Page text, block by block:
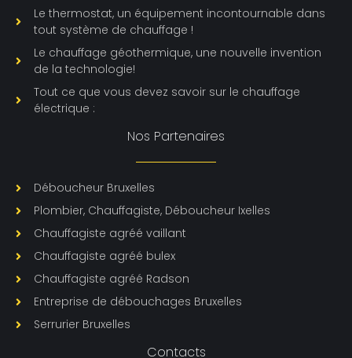
Le thermostat, un équipement incontournable dans
tout système de chauffage !
Le chauffage géothermique, une nouvelle invention
de la technologie!
Tout ce que vous devez savoir sur le chauffage
électrique :
Nos Partenaires
Déboucheur Bruxelles
Plombier, Chauffagiste, Déboucheur Ixelles
Chauffagiste agréé vaillant
Chauffagiste agréé bulex
Chauffagiste agréé Radson
Entreprise de débouchages Bruxelles
Serrurier Bruxelles
Contacts